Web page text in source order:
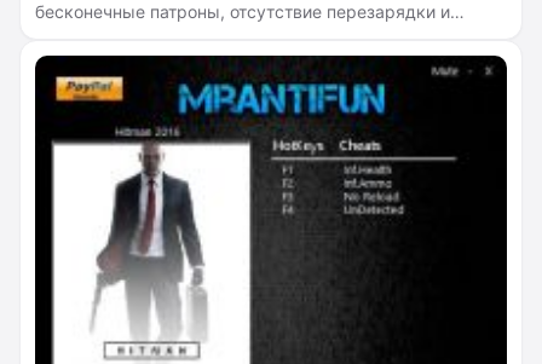
бесконечные патроны, отсутствие перезарядки и
скрытности, убийство с одного удара, а также
телепортацию.